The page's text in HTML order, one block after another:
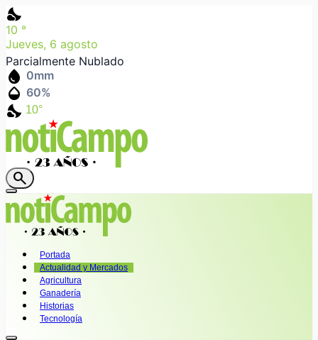
nights_stay
10 °
Jueves, 6 agosto
Parcialmente Nublado
water_drop 0mm
humidity_mid 60%
nights_stay 10°
search
Portada
Actualidad y Mercados
Agricultura
Ganadería
Historias
Tecnología